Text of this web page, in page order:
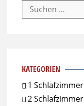
Suchen
nach:
KATEGORIEN
1 Schlafzimmer
2 Schlafzimmer